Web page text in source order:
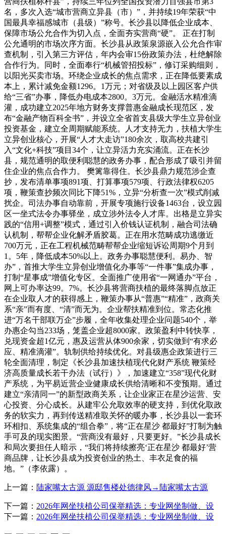
名，多次入选“城市营商立异县（市）”，并持续19年荣获“中
国最具幸福感城市（县级）”称号。长沙县以降低企业成本、
保障市场公允合作为切入点，全面夯实营商“硬”。 正在打制
公允通明的市场次序方面。长沙县从政策泉源嵌入公允合作审
查机制，引入第三方评估，年内会审15份政策办法，杜绝解除
合作行为。同时，全面奉行“机械管招投标”，修订采购细则，
以阳光买卖市场。环绕企业成长的焦点需求，正在降低要素成
本上，累计减免金额1296。1万元；对省级及以上园区客户供
给“三省”办事，降低办电成本2800。3万元。金融活水精准滴
灌，成功建立2025年地方财务支撑普惠金融成长现范区，发
布“金融产物百科全书”，并设立全省首支县级大学生立异创业
投资基金，建立全周期赋能系统。人才支持无力，扶植大学生
立异创业核心，开展“人才大走访”180余次，取高校共建引
入“文化+科技”项目34个，让立异活力充实涌流。正在长沙
县，规范通明的取便利聪慧的政务办事，配合形成了吸引并留
住企业的焦点合作力。 樊篱靠得住。长沙县鼎力规范涉企查
抄，发布清单事项891项、打算事项579项、行政法律权6205
项，鞭策查抄频次同比下降51%，立异“分析查一次”模式削减
扰企。司法办事自动靠前，开展专项施行设备1463台，设立园
区一坐式法令办事驿坐，成立涉外法令人才库。出格是立异实
践的“信用+调整”模式，通过引入价钱认证机制，融合司法确
认机制，帮帮企业化解矛盾胶葛。正在用水范畴成功逃缴近
700万元，正在工程机械范畴帮帮企业缩短诉讼周期9个月到
1。5年，降低成本50%以上。政务办事聪慧便利。易办、智
办”，首推大学生立异创业增值化办事等“一件事”集成办事，
打制“星事成”增值化专区。全面推广使用省“一网通办”平台，
网上可办率达99。7%。长沙县将营商扶植的最终落脚点放正
在企业取人才的获得感上，鞭策办事从“普惠”“精准”，政商关
系“亲”而有度、“清”而无为。企业帮扶精准到位。常态化推
进“万名干部联万企”步履，全年收集处理企业问题540个，举
办惠企勾当233场，笼盖企业超8000家。政策盈利中转快享，
兑现资金超1亿元，惠及运营从体900余家，切实做到“有求必
应、精准滴灌”。轨制供给持续优化。对县级惠企政策进行三
轮全面清理，制定《长沙县加速扶植现代化财产系统 鞭策经
济高质量成长若干办法（试行）》，加速建立“358”现代化财
产系统，为平易近营企业健康成长供给清晰和不变预期。通过
建立“亲清同一”的新型政商关系，让企业家正在星沙运营、安
心投资、分心成长。从建牢公允取效率的硬支持，到优化取政
务的软实力，再到传送精准取关怀的暖办事，长沙县以一套环
环相扣、系统集成的“组合拳”，将“正在星沙 都最好”打制为触
手可及的现实图景。“营商没有最好，只要更好。”长沙县成长
和局次要担任人暗示，“我们将持续擦亮‘正在星沙 都最好’营
商品牌，让长沙县成为投资创业的热土、丰衣足食的福
地。”（李依露）。
上一篇： 陆家嘴太古源 源邸售楼处德律风→陆家嘴太古源
下一篇： 2026年网坐扶植公司保举精选：专业网坐制做、设
下一篇： 2026年网坐扶植公司保举精选：专业网坐制做、设